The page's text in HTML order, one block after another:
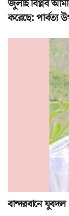
জুলাই বিপ্লব
করেছে: পার্বত্য
বান্দরবানে